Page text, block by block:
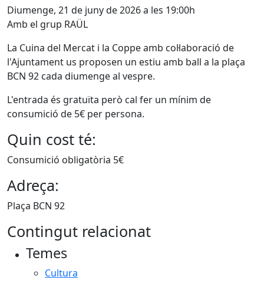
Diumenge, 21 de juny de 2026 a les 19:00h
Amb el grup RAÜL
La Cuina del Mercat i la Coppe amb col·laboració de
l'Ajuntament us proposen un estiu amb ball a la plaça
BCN 92 cada diumenge al vespre.
L'entrada és gratuïta però cal fer un mínim de
consumició de 5€ per persona.
Quin cost té:
Consumició obligatòria 5€
Adreça:
Plaça BCN 92
Contingut relacionat
Temes
Cultura